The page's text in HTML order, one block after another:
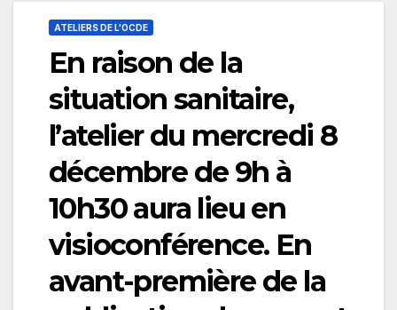
ATELIERS DE L'OCDE
En raison de la
situation sanitaire,
l’atelier du mercredi 8
décembre de 9h à
10h30 aura lieu en
visioconférence. En
avant-première de la